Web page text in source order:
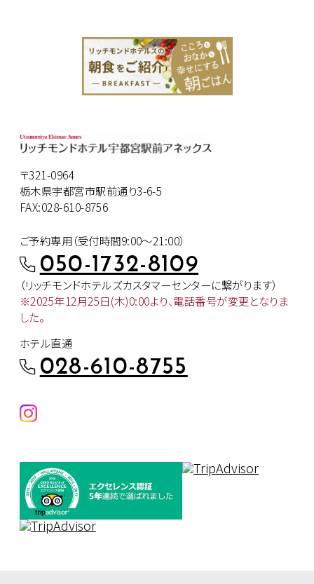
〒321-0964
栃木県宇都宮市駅前通り3-6-5
FAX:028-610-8756
ご予約専用（受付時間9:00～21:00）
050-1732-8109
（リッチモンドホテルズカスタマーセンターに繋がります）
※2025年12月25日(木)0:00より、電話番号が変更となりま
した。
ホテル直通
028-610-8755